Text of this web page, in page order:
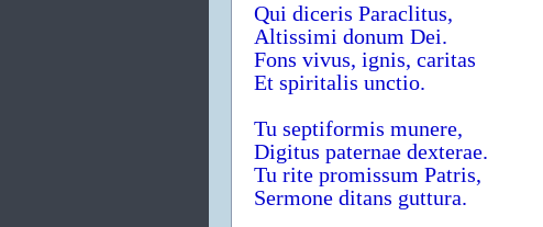
Qui diceris Paraclitus,
Altissimi donum Dei.
Fons vivus, ignis, caritas
Et spiritalis unctio.
Tu septiformis munere,
Digitus paternae dexterae.
Tu rite promissum Patris,
Sermone ditans guttura.